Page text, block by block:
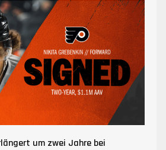
um zwei Jahre bei